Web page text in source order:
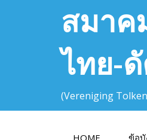
สมาค
ไทย-
(Vereniging
HOME ข้อบั